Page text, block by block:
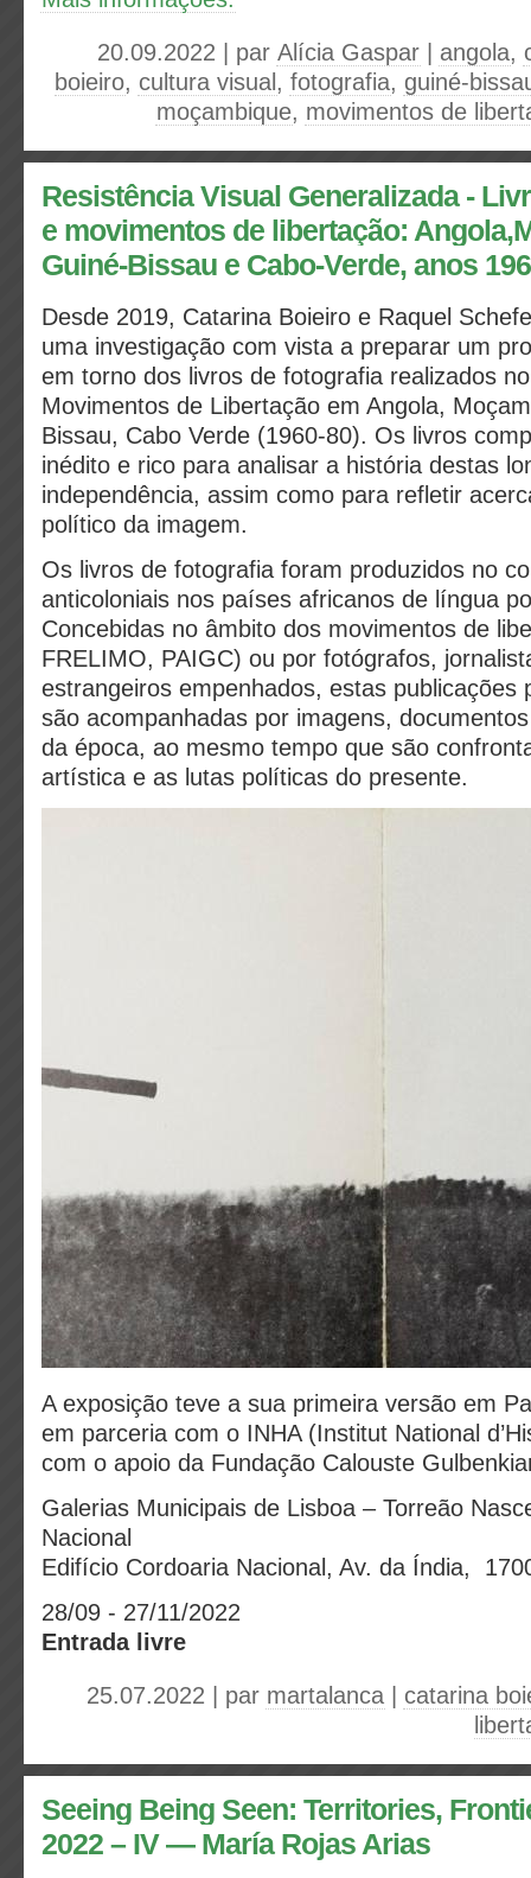
20.09.2022 | par Alícia Gaspar angola,
boieiro, cultura visual , fotografia, guiné-
moçambique, movimentos de
Resistência Visual Generalizada -
e movimentos de libertação:
Guiné-Bissau e Cabo-Verde, anos
Desde 2019, Catarina Boieiro e Raquel
uma investigação com vista a preparar um
em torno dos livros de fotografia realizados
Movimentos de Libertação em Angola,
Bissau, Cabo Verde (1960-80). Os livros
inédito e rico para analisar a história destas
independência, assim como para refletir
político da imagem.
Os livros de fotografia foram produzidos no
anticoloniais nos países africanos de língua
Concebidas no âmbito dos movimentos de
FRELIMO, PAIGC) ou por fotógrafos,
estrangeiros empenhados, estas publicações
são acompanhadas por imagens,
da época, ao mesmo tempo que são
artística e as lutas políticas do presente.
A exposição teve a sua primeira versão em
em parceria com o INHA (Institut National
com o apoio da Fundação Calouste
Galerias Municipais de Lisboa – Torreão
Nacional
Edifício Cordoaria Nacional, Av. da Índia,
28/09 - 27/11/2022
Entrada livre
25.07.2022 | par martalanca
catarina
Seeing Being Seen: Territories,
2022 – IV — María Rojas Arias